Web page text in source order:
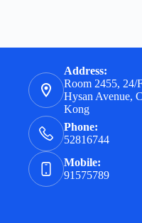
Address:
Room 2455, 24/
Hysan Avenue,
Kong
Phone:
52816744
Mobile:
91575789